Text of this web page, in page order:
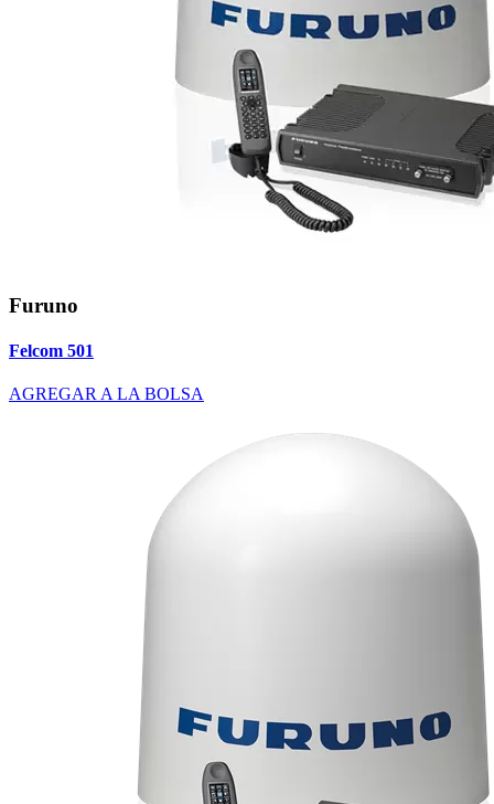
Furuno
Felcom 501
AGREGAR A LA BOLSA